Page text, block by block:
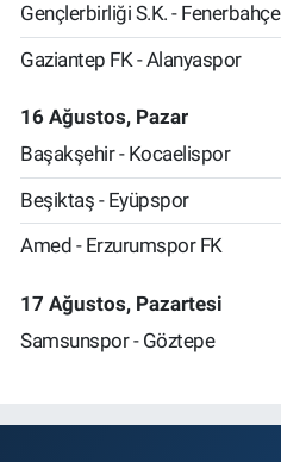
Gençlerbirliği S.K. - Fenerbahçe
Gaziantep FK - Alanyaspor
16 Ağustos, Pazar
Başakşehir - Kocaelispor
Beşiktaş - Eyüpspor
Amed - Erzurumspor FK
17 Ağustos, Pazartesi
Samsunspor - Göztepe